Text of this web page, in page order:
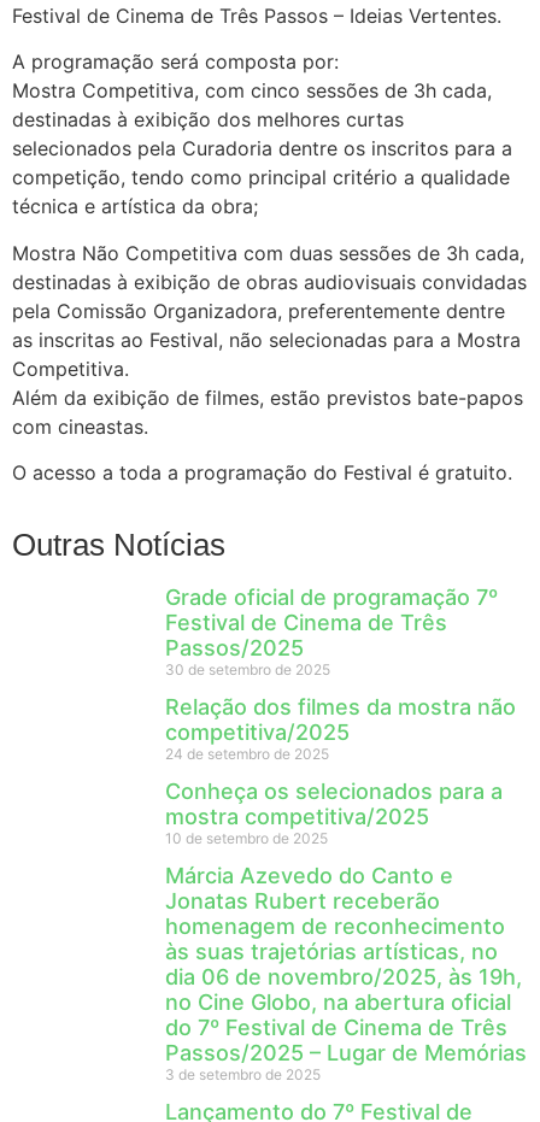
Festival de Cinema de Três Passos – Ideias Vertentes.
A programação será composta por:
Mostra Competitiva, com cinco sessões de 3h cada,
destinadas à exibição dos melhores curtas
selecionados pela Curadoria dentre os inscritos para a
competição, tendo como principal critério a qualidade
técnica e artística da obra;
Mostra Não Competitiva com duas sessões de 3h cada,
destinadas à exibição de obras audiovisuais convidadas
pela Comissão Organizadora, preferentemente dentre
as inscritas ao Festival, não selecionadas para a Mostra
Competitiva.
Além da exibição de filmes, estão previstos bate-papos
com cineastas.
O acesso a toda a programação do Festival é gratuito.
Outras Notícias
Grade oficial de programação 7º
Festival de Cinema de Três
Passos/2025
30 de setembro de 2025
Relação dos filmes da mostra não
competitiva/2025
24 de setembro de 2025
Conheça os selecionados para a
mostra competitiva/2025
10 de setembro de 2025
Márcia Azevedo do Canto e
Jonatas Rubert receberão
homenagem de reconhecimento
às suas trajetórias artísticas, no
dia 06 de novembro/2025, às 19h,
no Cine Globo, na abertura oficial
do 7º Festival de Cinema de Três
Passos/2025 – Lugar de Memórias
3 de setembro de 2025
Lançamento do 7º Festival de